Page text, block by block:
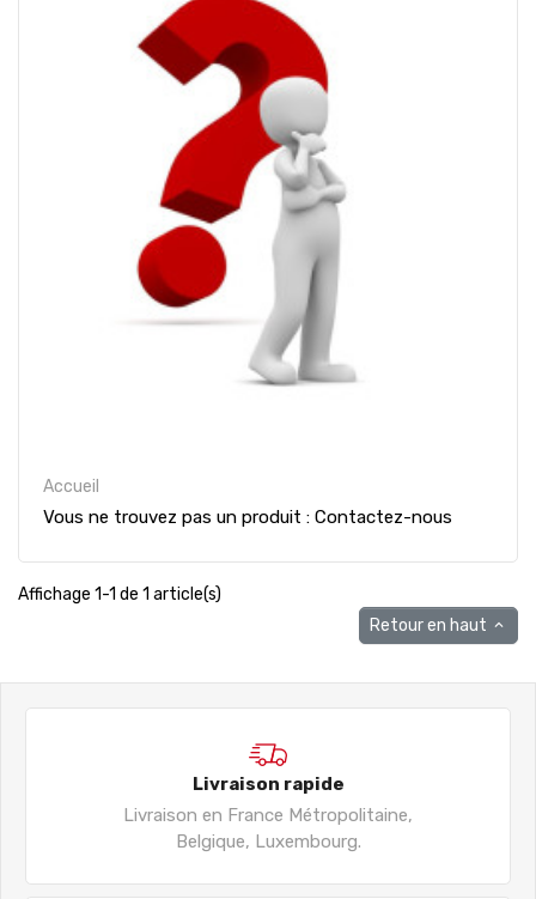
Accueil
Vous ne trouvez pas un produit : Contactez-nous
Affichage 1-1 de 1 article(s)
Retour en haut 
Livraison rapide
Livraison en France Métropolitaine,
Belgique, Luxembourg.